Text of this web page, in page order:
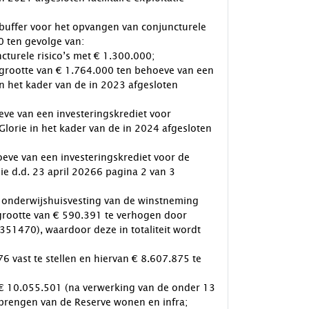
voor het opvangen van conjuncturele
ten gevolge van:
risico’s met € 1.300.000;
van € 1.764.000 ten behoeve van een
het kader van de in 2023 afgesloten
van een investeringskrediet voor
in het kader van de in 2024 afgesloten
van een investeringskrediet voor de
d.d. 23 april 20266 pagina 2 van 3
van de winstneming
van € 590.391 te verhogen door
waardoor deze in totaliteit wordt
vast te stellen en hiervan € 8.607.875 te
10.055.501 (na verwerking van de onder 13
van de Reserve wonen en infra;